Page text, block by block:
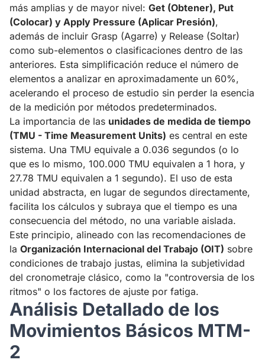
más amplias y de mayor nivel: Get (Obtener), Put
(Colocar) y Apply Pressure (Aplicar Presión),
además de incluir Grasp (Agarre) y Release (Soltar)
como sub-elementos o clasificaciones dentro de las
anteriores. Esta simplificación reduce el número de
elementos a analizar en aproximadamente un 60%,
acelerando el proceso de estudio sin perder la esencia
de la medición por métodos predeterminados.
La importancia de las unidades de medida de tiempo
(TMU - Time Measurement Units) es central en este
sistema. Una TMU equivale a 0.036 segundos (o lo
que es lo mismo, 100.000 TMU equivalen a 1 hora, y
27.78 TMU equivalen a 1 segundo). El uso de esta
unidad abstracta, en lugar de segundos directamente,
facilita los cálculos y subraya que el tiempo es una
consecuencia del método, no una variable aislada.
Este principio, alineado con las recomendaciones de
la Organización Internacional del Trabajo (OIT) sobre
condiciones de trabajo justas, elimina la subjetividad
del cronometraje clásico, como la "controversia de los
ritmos" o los factores de ajuste por fatiga.
Análisis Detallado de los
Movimientos Básicos MTM-
2